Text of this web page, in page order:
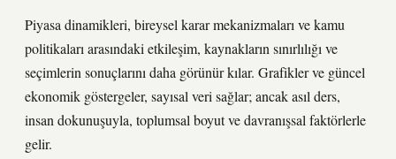
Piyasa dinamikleri, bireysel karar mekanizmaları ve kamu
politikaları arasındaki etkileşim, kaynakların sınırlılığı ve
seçimlerin sonuçlarını daha görünür kılar. Grafikler ve güncel
ekonomik göstergeler, sayısal veri sağlar; ancak asıl ders,
insan dokunuşuyla, toplumsal boyut ve davranışsal faktörlerle
gelir.